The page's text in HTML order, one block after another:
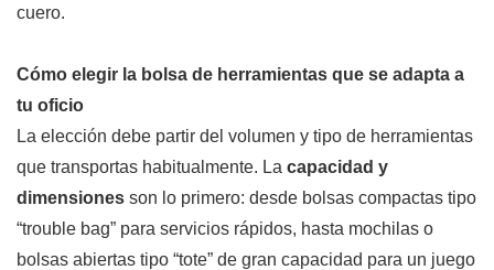
cuero.
Cómo elegir la bolsa de herramientas que se adapta a
tu oficio
La elección debe partir del volumen y tipo de herramientas
que transportas habitualmente. La capacidad y
dimensiones son lo primero: desde bolsas compactas tipo
“trouble bag” para servicios rápidos, hasta mochilas o
bolsas abiertas tipo “tote” de gran capacidad para un juego